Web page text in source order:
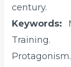
century.
Keywords:
Training.